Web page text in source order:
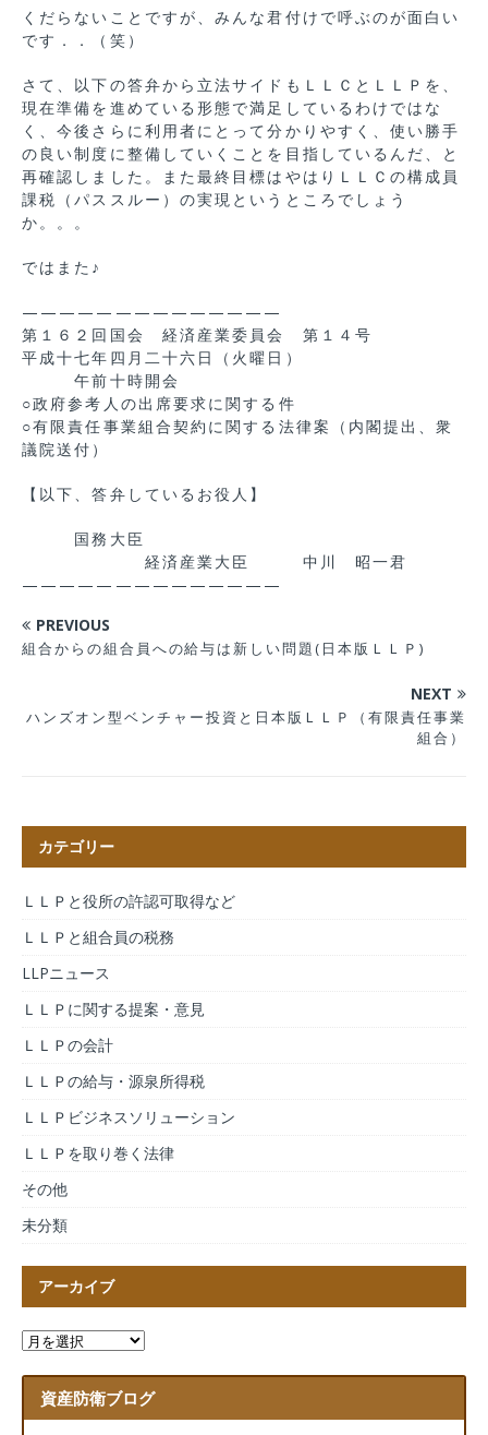
くだらないことですが、みんな君付けで呼ぶのが面白い
です．．（笑）
さて、以下の答弁から立法サイドもＬＬＣとＬＬＰを、
現在準備を進めている形態で満足しているわけではな
く、今後さらに利用者にとって分かりやすく、使い勝手
の良い制度に整備していくことを目指しているんだ、と
再確認しました。また最終目標はやはりＬＬＣの構成員
課税（パススルー）の実現というところでしょう
か。。。
ではまた♪
——————————————
第１６２回国会 経済産業委員会 第１４号
平成十七年四月二十六日（火曜日）
午前十時開会
○政府参考人の出席要求に関する件
○有限責任事業組合契約に関する法律案（内閣提出、衆
議院送付）
【以下、答弁しているお役人】
国務大臣
経済産業大臣 中川 昭一君
——————————————
PREVIOUS
組合からの組合員への給与は新しい問題(日本版ＬＬＰ)
NEXT
ハンズオン型ベンチャー投資と日本版ＬＬＰ（有限責任事業
組合）
カテゴリー
ＬＬＰと役所の許認可取得など
ＬＬＰと組合員の税務
LLPニュース
ＬＬＰに関する提案・意見
ＬＬＰの会計
ＬＬＰの給与・源泉所得税
ＬＬＰビジネスソリューション
ＬＬＰを取り巻く法律
その他
未分類
アーカイブ
資産防衛ブログ